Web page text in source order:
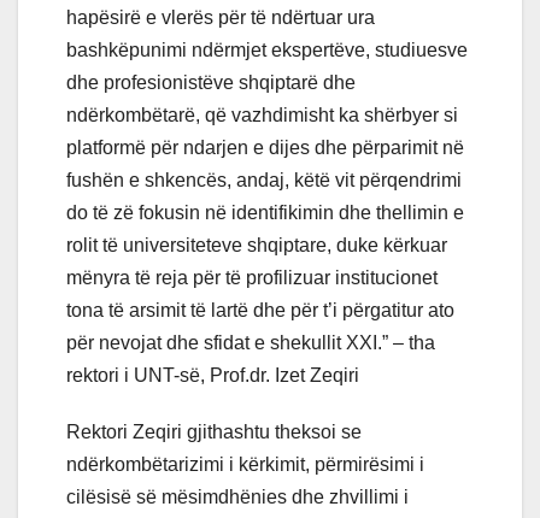
hapësirë e vlerës për të ndërtuar ura
bashkëpunimi ndërmjet ekspertëve, studiuesve
dhe profesionistëve shqiptarë dhe
ndërkombëtarë, që vazhdimisht ka shërbyer si
platformë për ndarjen e dijes dhe përparimit në
fushën e shkencës, andaj, këtë vit përqendrimi
do të zë fokusin në identifikimin dhe thellimin e
rolit të universiteteve shqiptare, duke kërkuar
mënyra të reja për të profilizuar institucionet
tona të arsimit të lartë dhe për t’i përgatitur ato
për nevojat dhe sfidat e shekullit XXI.” – tha
rektori i UNT-së, Prof.dr. Izet Zeqiri
Rektori Zeqiri gjithashtu theksoi se
ndërkombëtarizimi i kërkimit, përmirësimi i
cilësisë së mësimdhënies dhe zhvillimi i